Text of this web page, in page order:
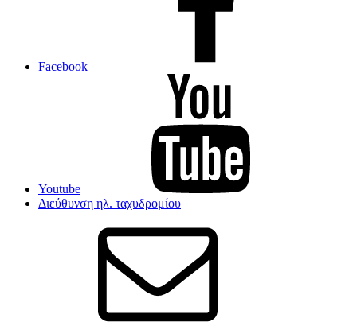
Facebook
Youtube
Διεύθυνση ηλ. ταχυδρομίου